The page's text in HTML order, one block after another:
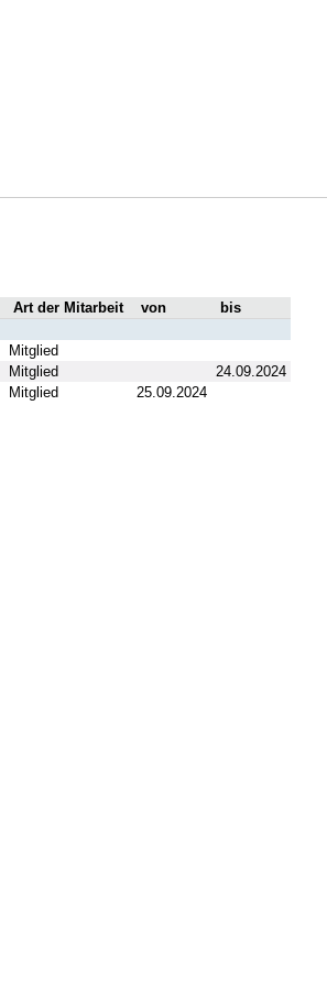
Art der Mitarbeit von
bis
Mitglied
Mitglied
24.09.2024
Mitglied 25.09.2024